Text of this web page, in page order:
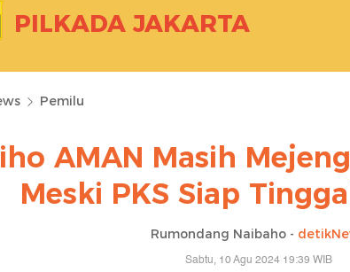
PILKADA JAKARTA
Pemilu
AMAN Masih
Meski PKS Siap
Rumondang Naibaho -
Sabtu, 10 Agu 2024 19:39 WIB